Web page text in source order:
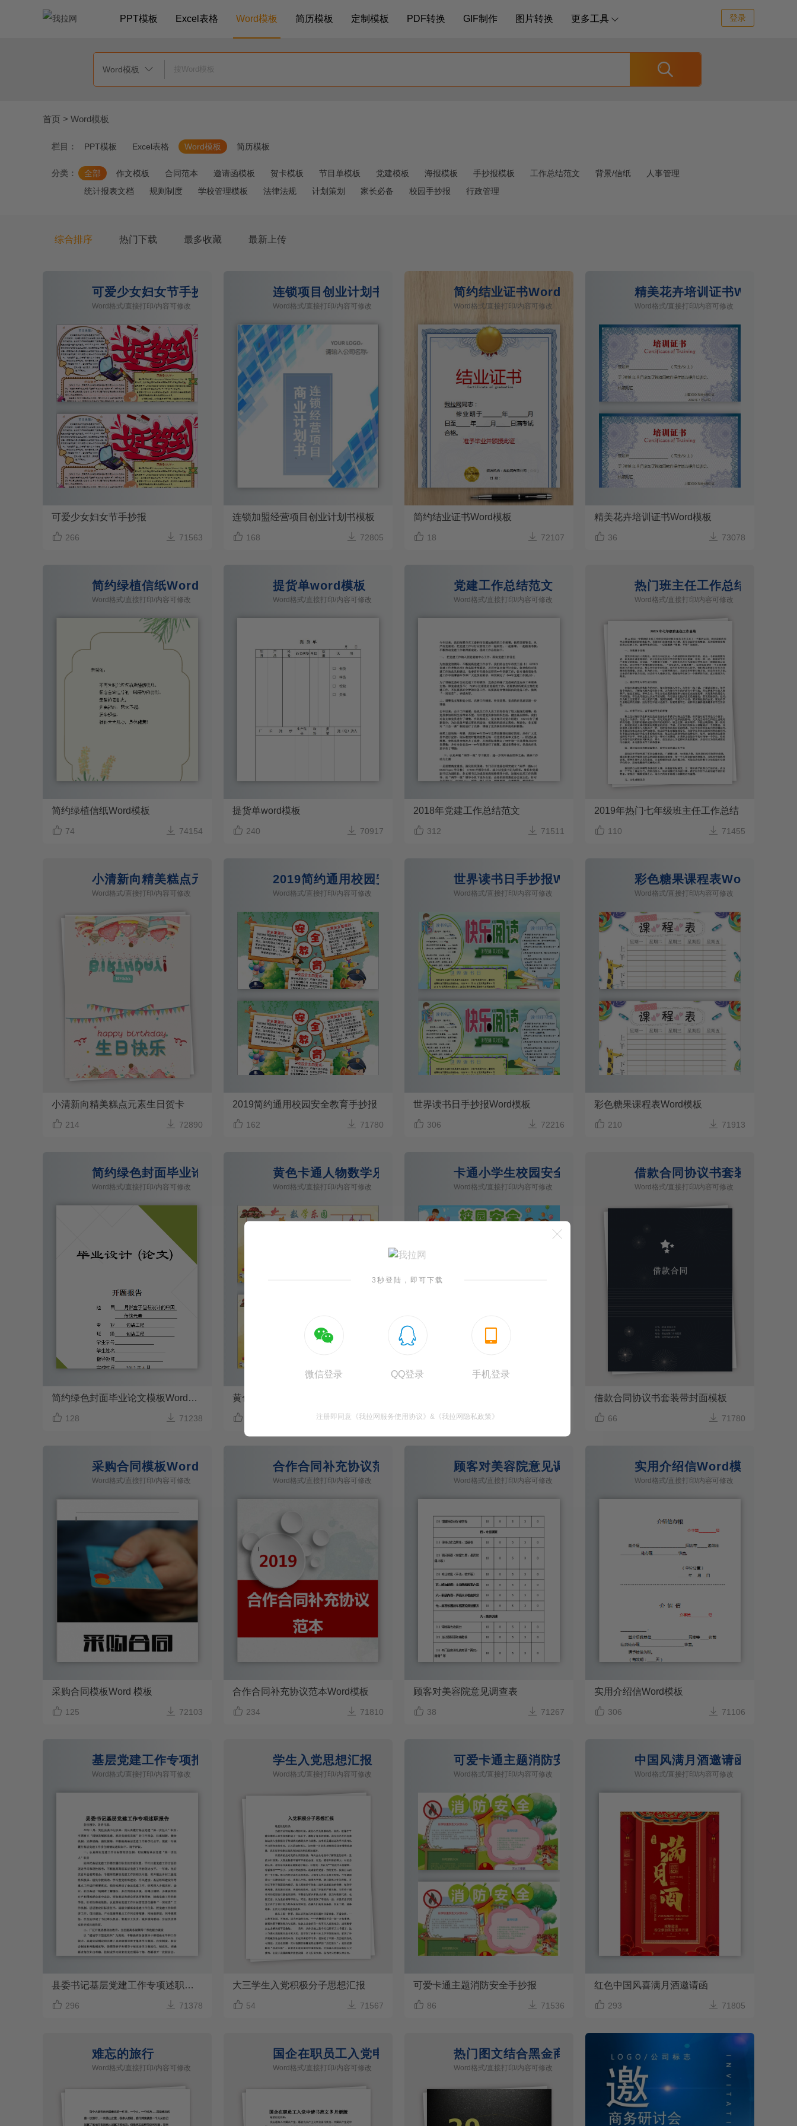
PPT模板 Excel表格 Word模板 简历模板 定制模板 PDF转换 GIF制作 图片转换 更多工具  登录
Word模板  
首页 > Word模板
栏目： PPT模板 Excel表格 Word模板 简历模板
分类： 全部 作文模板 合同范本 邀请函模板 贺卡模板 节目单模板 党建模板 海报模板 手抄报模板 工作总结范文 背景/信纸
人事管理
统计报表文档
规则制度 学校管理模板 法律法规 计划策划 家长必备 校园手抄报 行政管理
综合排序 热门下载 最多收藏 最新上传
可爱少女妇女节手抄报
Word格式/直接打印/内容可修改
可爱少女妇女节手抄报
 266  71563
连锁项目创业计划书
Word格式/直接打印/内容可修改
连锁加盟经营项目创业计划书模板
 168  72805
简约结业证书Word模板
Word格式/直接打印/内容可修改
简约结业证书Word模板
 18  72107
精美花卉培训证书Word模板
Word格式/直接打印/内容可修改
精美花卉培训证书Word模板
 36  73078
简约绿植信纸Word模板
Word格式/直接打印/内容可修改
简约绿植信纸Word模板
 74  74154
提货单word模板
Word格式/直接打印/内容可修改
提货单word模板
 240  70917
党建工作总结范文
Word格式/直接打印/内容可修改
2018年党建工作总结范文
 312  71511
热门班主任工作总结
Word格式/直接打印/内容可修改
2019年热门七年级班主任工作总结
 110  71455
小清新向精美糕点元素生日贺卡
Word格式/直接打印/内容可修改
小清新向精美糕点元素生日贺卡
 214  72890
2019简约通用校园安全教育手抄报
Word格式/直接打印/内容可修改
2019简约通用校园安全教育手抄报
 162  71780
世界读书日手抄报Word模板
Word格式/直接打印/内容可修改
世界读书日手抄报Word模板
 306  72216
彩色糖果课程表Word模板
Word格式/直接打印/内容可修改
彩色糖果课程表Word模板
 210  71913
简约绿色封面毕业论文模板Word模板
Word格式/直接打印/内容可修改
简约绿色封面毕业论文模板Word模板
 128  71238
黄色卡通人物数学乐园手抄报
Word格式/直接打印/内容可修改
黄色卡通人物数学乐园手抄报
  71860
卡通小学生校园安全小报手抄报word模板
Word格式/直接打印/内容可修改
 210
借款合同协议书套装带封面
Word格式/直接打印/内容可修改
借款合同协议书套装带封面模板
 66  71780
采购合同模板Word 模板
Word格式/直接打印/内容可修改
采购合同模板Word 模板
 125  72103
合作合同补充协议范本Word模板
Word格式/直接打印/内容可修改
合作合同补充协议范本Word模板
 234  71810
顾客对美容院意见调查表
Word格式/直接打印/内容可修改
顾客对美容院意见调查表
 38  71267
实用介绍信Word模板
Word格式/直接打印/内容可修改
实用介绍信Word模板
 306  71106
基层党建工作专项报告
Word格式/直接打印/内容可修改
县委书记基层党建工作专项述职报告
 296  71378
学生入党思想汇报
Word格式/直接打印/内容可修改
大三学生入党积极分子思想汇报
 54  71567
可爱卡通主题消防安全手抄报
Word格式/直接打印/内容可修改
可爱卡通主题消防安全手抄报
 86  71536
中国风满月酒邀请函
Word格式/直接打印/内容可修改
红色中国风喜满月酒邀请函
 293  71805
难忘的旅行
Word格式/直接打印/内容可修改
国企在职员工入党申请
Word格式/直接打印/内容可修改
热门图文结合黑金商务个人工作总结
Word格式/直接打印/内容可修改

3秒登陆，即可下载

微信登录

QQ登录

手机登录
注册即同意 《我拉网服务使用协议》 & 《我拉网隐私政策》